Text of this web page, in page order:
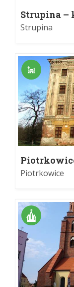
Strupina –
Serca NMP
Strupina
Piotrkowice